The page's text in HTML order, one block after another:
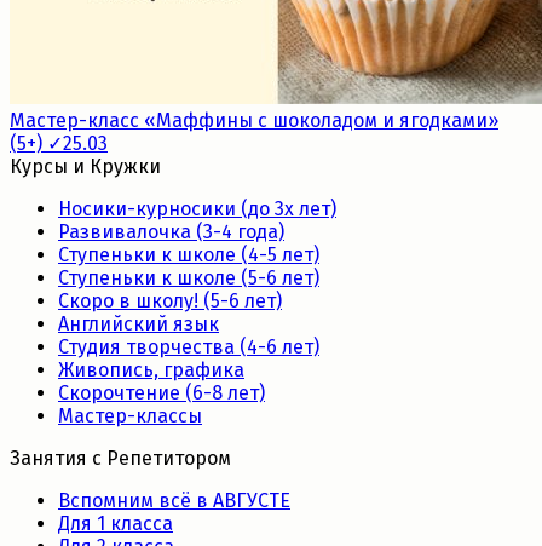
Мастер-класс «Маффины с шоколадом и ягодками»
(5+) ✓25.03
Курсы и Кружки
Носики-курносики (до 3х лет)
Развивалочка (3-4 года)
Ступеньки к школе (4-5 лет)
Ступеньки к школе (5-6 лет)
Скоро в школу! (5-6 лет)
Английский язык
Студия творчества (4-6 лет)
Живопись, графика
Скорочтение (6-8 лет)
Мастер-классы
Занятия с Репетитором
Вспомним всё в АВГУСТЕ
Для 1 класса